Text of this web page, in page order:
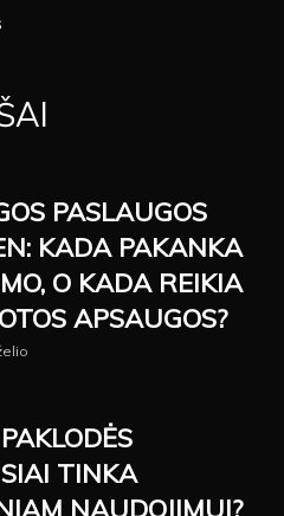
PASLAUGOS
KADA PAKANKA
O KADA REIKIA
APSAUGOS?
TINKA
NAUDOJIMUI?